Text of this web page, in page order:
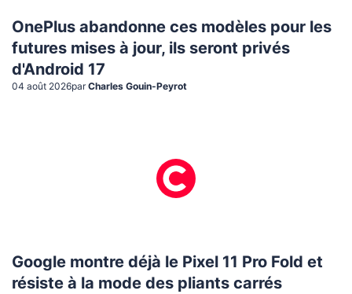
OnePlus abandonne ces modèles pour les
futures mises à jour, ils seront privés
d'Android 17
04 août 2026par Charles Gouin-Peyrot
Google montre déjà le Pixel 11 Pro Fold et
résiste à la mode des pliants carrés